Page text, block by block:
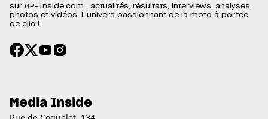
sur GP-Inside.com : actualités, résultats, interviews, analyses,
photos et vidéos. L'univers passionnant de la moto à portée
de clic !
Media Inside